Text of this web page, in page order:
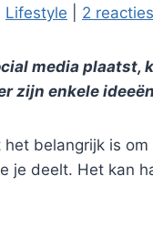
Lifestyle 2 reacties
media plaatst,
zijn enkele
belangrijk is
je deelt. Het kan